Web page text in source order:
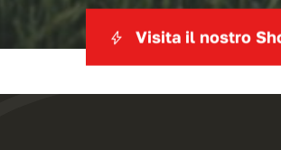
Visita il nostro